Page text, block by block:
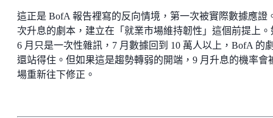
這正是 BofA 報告裡寫的反向情境，第一次被實際數據應證
次升息的劇本，建立在「就業市場維持韌性」這個前提上。
6 月只是一次性雜訊，7 月數據回到 10 萬人以上，BofA 的
還站得住。但如果這是趨勢轉弱的開端，9 月升息的機率會
場重新往下修正。